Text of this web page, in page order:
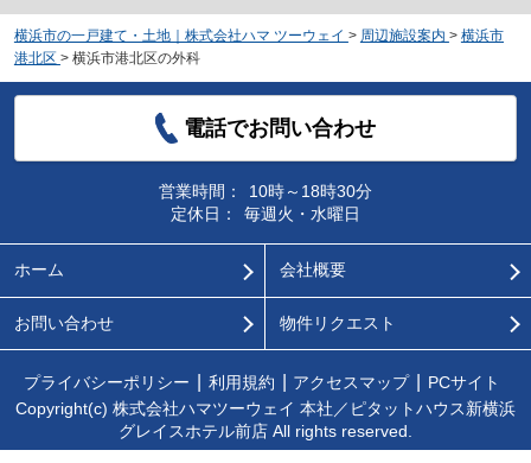
横浜市の一戸建て・土地｜株式会社ハマ ツーウェイ > 周辺施設案内 > 横浜市
港北区 > 横浜市港北区の外科
電話でお問い合わせ
営業時間：
10時～18時30分
定休日：
毎週火・水曜日
ホーム 会社概要
お問い合わせ 物件リクエスト
プライバシーポリシー 利用規約 アクセスマップ
PCサイト
Copyright(c) 株式会社ハマツーウェイ 本社／ピタットハウス新横浜
グレイスホテル前店 All rights reserved.